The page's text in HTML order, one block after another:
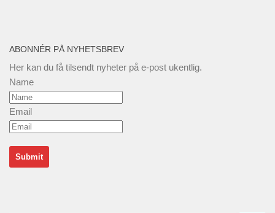
ABONNÉR PÅ NYHETSBREV
Her kan du få tilsendt nyheter på e-post ukentlig.
Name
Email